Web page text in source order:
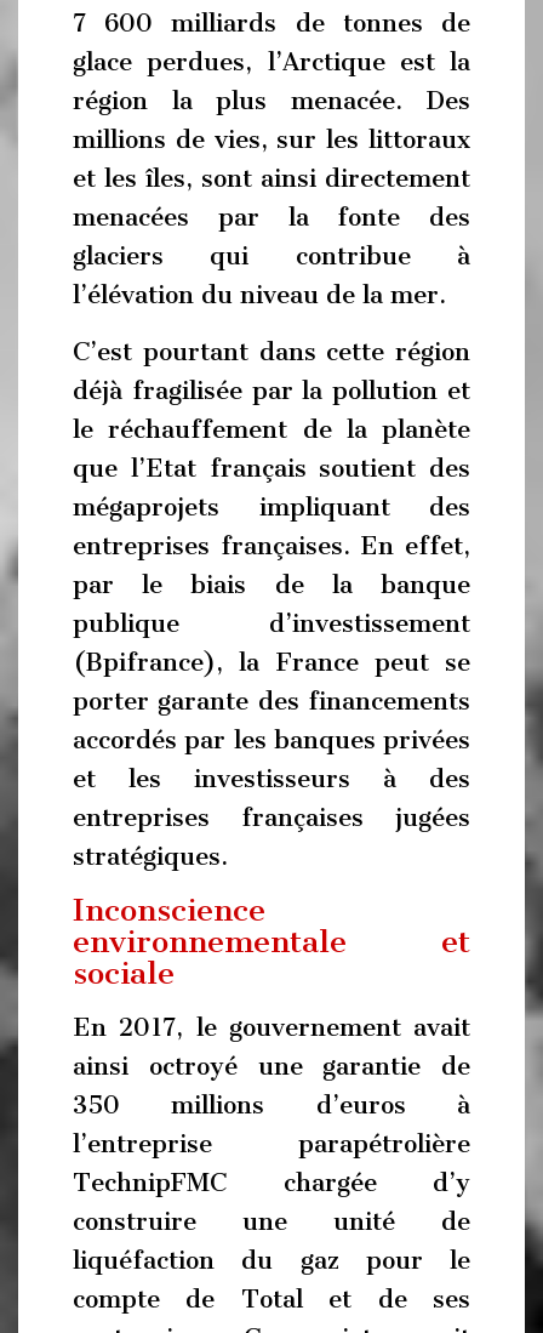
7 600 milliards de tonnes de
glace perdues, l’Arctique est la
région la plus menacée. Des
millions de vies, sur les littoraux
et les îles, sont ainsi directement
menacées par la fonte des
glaciers qui contribue à
l’élévation du niveau de la mer.
C’est pourtant dans cette région
déjà fragilisée par la pollution et
le réchauffement de la planète
que l’Etat français soutient des
mégaprojets impliquant des
entreprises françaises. En effet,
par le biais de la banque
publique d’investissement
(Bpifrance), la France peut se
porter garante des financements
accordés par les banques privées
et les investisseurs à des
entreprises françaises jugées
stratégiques.
Inconscience
environnementale et
sociale
En 2017, le gouvernement avait
ainsi octroyé une garantie de
350 millions d’euros à
l’entreprise parapétrolière
TechnipFMC chargée d’y
construire une unité de
liquéfaction du gaz pour le
compte de Total et de ses